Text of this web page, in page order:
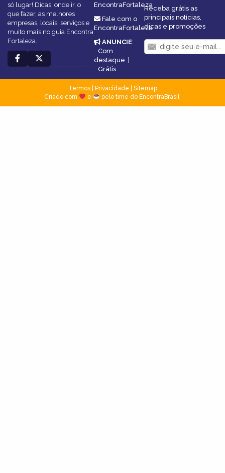
só lugar! Dicas, onde ir, o
que fazer, as melhores
empresas, locais, serviços e
muito mais no guia Encontra
Fortaleza.
EncontraFortaleza
Fale com o
EncontraFortaleza
ANUNCIE:
Com
destaque |
Grátis
Receba grátis as
principais notícias,
dicas e promoções
Termos| Privacidade
Sitemap
Criado com
e pelo time do EncontraBrasil